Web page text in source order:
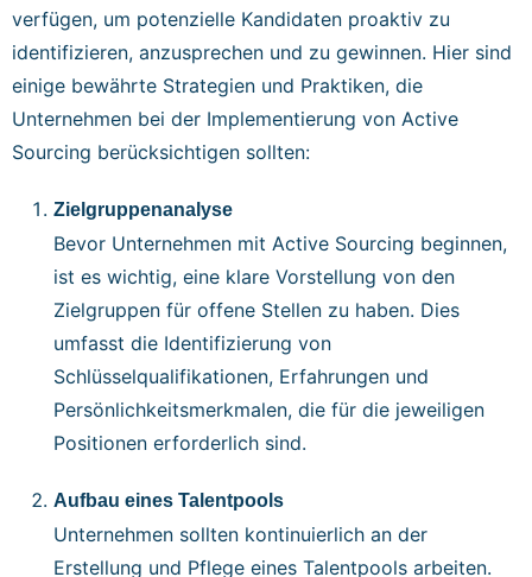
verfügen, um potenzielle Kandidaten proaktiv zu
identifizieren, anzusprechen und zu gewinnen. Hier sind
einige bewährte Strategien und Praktiken, die
Unternehmen bei der Implementierung von Active
Sourcing berücksichtigen sollten:
Zielgruppenanalyse
Bevor Unternehmen mit Active Sourcing beginnen,
ist es wichtig, eine klare Vorstellung von den
Zielgruppen für offene Stellen zu haben. Dies
umfasst die Identifizierung von
Schlüsselqualifikationen, Erfahrungen und
Persönlichkeitsmerkmalen, die für die jeweiligen
Positionen erforderlich sind.
Aufbau eines Talentpools
Unternehmen sollten kontinuierlich an der
Erstellung und Pflege eines Talentpools arbeiten.